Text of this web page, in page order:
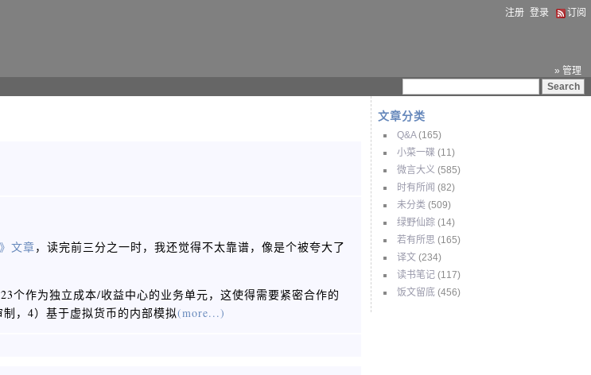
注册 登录 订阅
» 管理
文章分类
Q&A(165)
小菜一碟 (11)
微言大义 (585)
时有所闻 (82)
未分类 (509)
绿野仙踪 (14)
若有所思 (165)
译文 (234)
读书笔记 (117)
饭文留底 (456)
文章，读完前三分之一时，我还觉得不太靠谱，像是个被夸大了
个作为独立成本/收益中心的业务单元，这使得需要紧密合作的
，4）基于虚拟货币的内部模拟(more...)